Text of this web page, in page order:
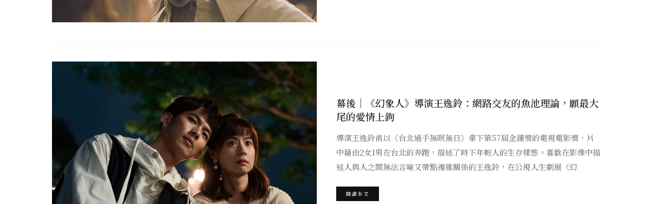
幕後｜《幻象人》導演王逸鈴：網路交友的魚池理論，願最大
尾的愛情上鉤
導演王逸鈴甫以《台北過手無暝無日》拿下第57屆金鐘獎的電視電影獎，片
中藉由2女1男在台北的奔跑，描述了時下年輕人的生存樣態。喜歡在影像中描
述人與人之間無法言喻又帶點複雜關係的王逸鈴，在公視人生劇展《幻
閱讀全文